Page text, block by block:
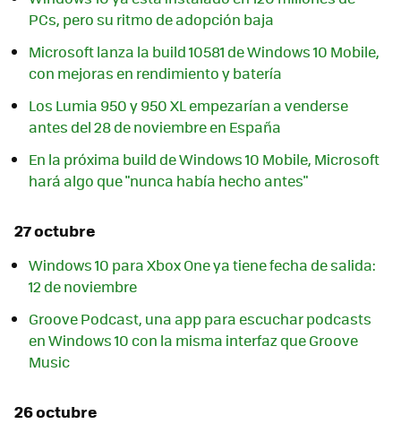
PCs, pero su ritmo de adopción baja
Microsoft lanza la build 10581 de Windows 10 Mobile,
con mejoras en rendimiento y batería
Los Lumia 950 y 950 XL empezarían a venderse
antes del 28 de noviembre en España
En la próxima build de Windows 10 Mobile, Microsoft
hará algo que "nunca había hecho antes"
27 octubre
Windows 10 para Xbox One ya tiene fecha de salida:
12 de noviembre
Groove Podcast, una app para escuchar podcasts
en Windows 10 con la misma interfaz que Groove
Music
26 octubre